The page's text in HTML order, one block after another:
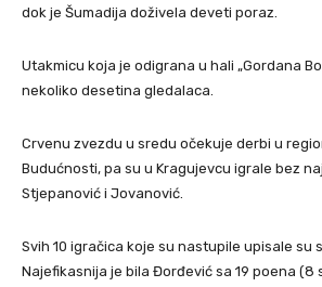
dok je Šumadija doživela deveti poraz.
Utakmicu koja je odigrana u hali „Gordana
nekoliko desetina gledalaca.
Crvenu zvezdu u sredu očekuje derbi u
Budućnosti, pa su u Kragujevcu igrale bez
Stjepanović i Jovanović.
Svih 10 igračica koje su nastupile upisale su
Najefikasnija je bila Đorđević sa 19 poena (8